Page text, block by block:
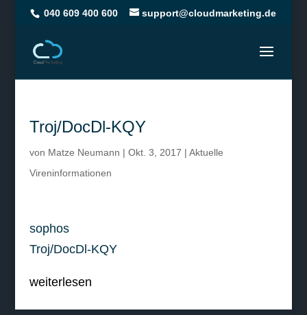
040 609 400 600 support@cloudmarketing.de
Troj/DocDl-KQY
von Matze Neumann | Okt. 3, 2017 | Aktuelle
Vireninformationen
sophos
Troj/DocDl-KQY
weiterlesen